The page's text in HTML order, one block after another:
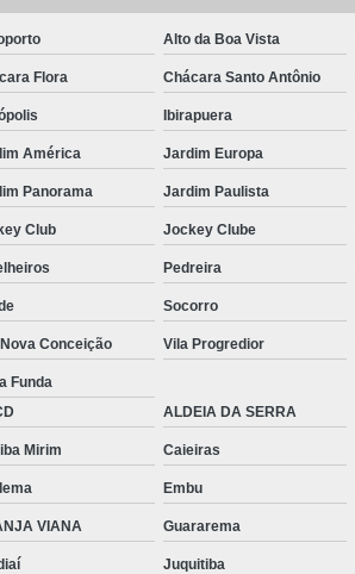
Alto da Boa Vista
Flora Chácara Santo Antônio
Ibirapuera
América Jardim Europa
Panorama Jardim Paulista
Club Jockey Clube
Pedreira
Socorro
Conceição Vila Progredior
Funda
ALDEIA DA SERRA
Mirim Caieiras
Embu
VIANA Guararema
Juquitiba